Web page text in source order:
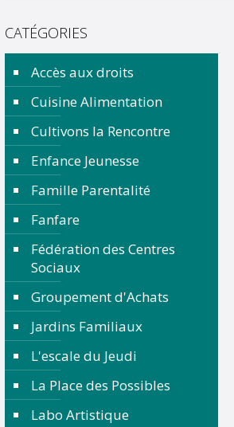
CATÉGORIES
Accès aux droits
Cuisine Alimentation
Cultivons la Rencontre
Enfance Jeunesse
Famille Parentalité
Fanfare
Fédération des Centres
Sociaux
Groupement d'Achats
Jardins Familiaux
L'escale du Jeudi
La Place des Possibles
Labo Artistique